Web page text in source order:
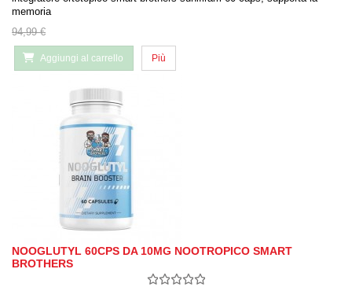
memoria
94,99 €
Aggiungi al carrello Più
NOOGLUTYL 60CPS DA 10MG NOOTROPICO SMART
BROTHERS